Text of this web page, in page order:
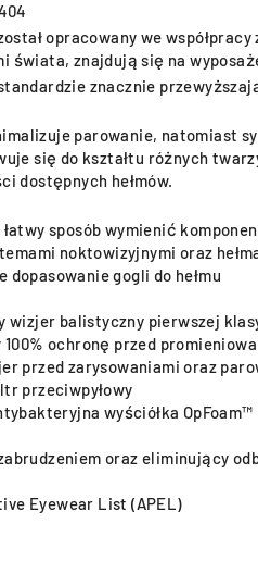
opracowany we
znajdują się na
znacznie
parowanie, natomiast
się do kształtu różnych
dostępnych hełmów.
sposób wymienić
noktowizyjnymi oraz
gogli do hełmu
wizjer balistyczny pierwszej
ochronę przed
przed zarysowaniami oraz
przeciwpyłowy
wyściółka OpFoam™
oraz eliminujący
Eyewear List (APEL)